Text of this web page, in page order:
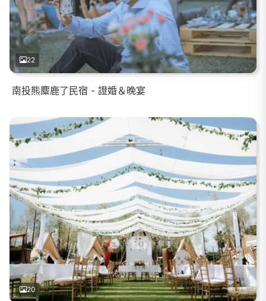
22
南投熊麋鹿了民宿 - 證婚＆晚宴
20